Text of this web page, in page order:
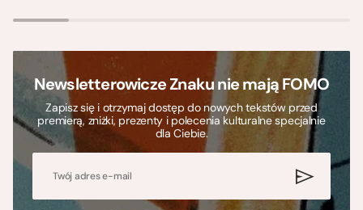
Newsletterowicze Znaku nie mają FOMO
Zapisz się i otrzymaj dostęp do nowych tekstów przed
premierą, zniżki, prezenty i polecenia kulturalne specjalnie
dla Ciebie.